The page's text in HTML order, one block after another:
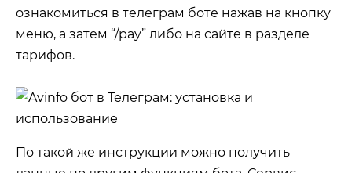
ознакомиться в телеграм боте нажав на кнопку
меню, а затем “/pay” либо на сайте в разделе
тарифов.
По такой же инструкции можно получить